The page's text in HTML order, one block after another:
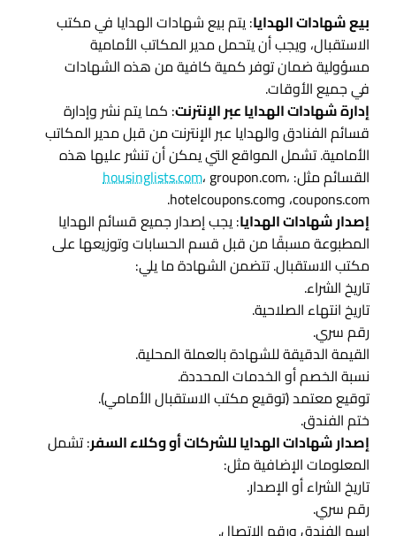
بيع شهادات الهدايا: يتم بيع شهادات الهدايا في مكتب
الاستقبال، ويجب أن يتحمل مدير المكاتب الأمامية
مسؤولية ضمان توفر كمية كافية من هذه الشهادات
في جميع الأوقات.
إدارة شهادات الهدايا عبر الإنترنت: كما يتم نشر وإدارة
قسائم الفنادق والهدايا عبر الإنترنت من قبل مدير المكاتب
الأمامية. تشمل المواقع التي يمكن أن تنشر عليها هذه
القسائم مثل:
housinglists.com، groupon.com،
coupons.com، وhotelcoupons.com.
إصدار شهادات الهدايا: يجب إصدار جميع قسائم الهدايا
المطبوعة مسبقًا من قبل قسم الحسابات وتوزيعها على
مكتب الاستقبال. تتضمن الشهادة ما يلي:
تاريخ الشراء.
تاريخ انتهاء الصلاحية.
رقم سري.
القيمة الدقيقة للشهادة بالعملة المحلية.
نسبة الخصم أو الخدمات المحددة.
توقيع معتمد (توقيع مكتب الاستقبال الأمامي).
ختم الفندق.
إصدار شهادات الهدايا للشركات أو وكلاء السفر: تشمل
المعلومات الإضافية مثل:
تاريخ الشراء أو الإصدار.
رقم سري.
اسم الفندق ورقم الاتصال.